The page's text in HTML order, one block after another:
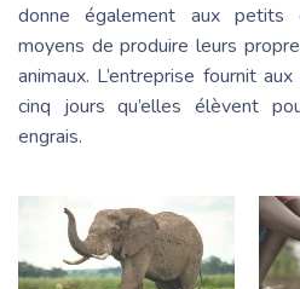
donne également aux petits
moyens de produire leurs
animaux. L’entreprise fournit
cinq jours qu’elles élèvent
engrais.